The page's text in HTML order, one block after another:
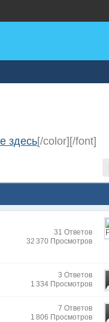
здесь[/color][/font]
31 Ответов
32 370 Просмотров
3 Ответов
1 334 Просмотров
7 Ответов
1 806 Просмотров